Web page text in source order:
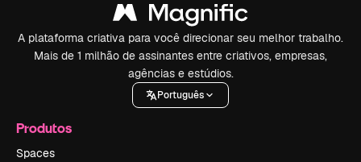
A plataforma criativa para você direcionar seu melhor trabalho.
Mais de 1 milhão de assinantes entre criativos, empresas,
agências e estúdios.
Português
Produtos
Spaces